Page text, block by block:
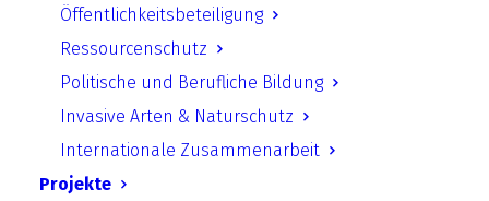
Öffentlichkeitsbeteiligung
Ressourcenschutz
Politische und Berufliche Bildung
Invasive Arten & Naturschutz
Internationale Zusammenarbeit
Projekte
Unsere Erde am Limit – Profitstreben,